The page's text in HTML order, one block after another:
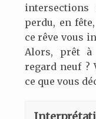
intersections
perdu, en
ce rêve vous
Alors, prêt à
regard neuf ?
ce que vous